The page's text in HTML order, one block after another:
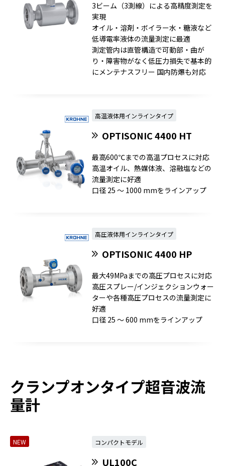
3ビーム（3測線）による高精度測定を
実現
オイル・溶剤・ボイラー水・糖液など
低導電率液体の流量測定に最適
測定管内は直管構造で可動部・曲が
り・障害物がなく低圧力損失で基本的
にメンテナスフリー 国内防爆も対応
高温液体用インラインタイプ
OPTISONIC 4400 HT
最高600℃までの高温プロセスに対応
高温オイル、熱媒体液、溶融塩などの
流量測定に好適
口径 25 ～ 1000 mmをラインアップ
高圧液体用インラインタイプ
OPTISONIC 4400 HP
最大49MPaまでの高圧プロセスに対応
高圧スプレー/インジェクションウォー
ターや各種高圧プロセスの流量測定に
好適
口径 25 ～ 600 mmをラインアップ
クランプオンタイプ超音波流
量計
NEW コンパクトモデル
UL100C